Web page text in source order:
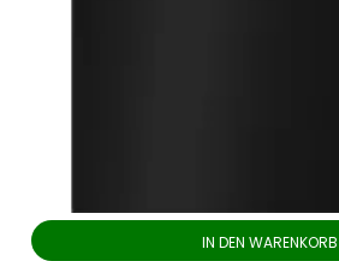
IN DEN WARENKORB